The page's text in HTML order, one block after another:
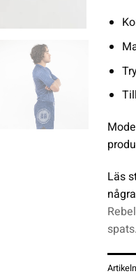
Läs
spats.